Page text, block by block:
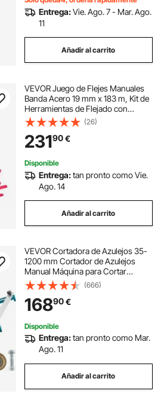
Entrega:Vie. Ago. 7 - Mar. Ago.
11
Añadir al carrito
VEVOR Juego de Flejes Manuales
Banda Acero 19 mm x 183 m, Kit de
Herramientas de Flejado con
Tensor, Selladora, Cortador, 300
Hebillas Metálicas, para Transporte
Carga Pesada Logística
Empaquetado
(26)
23190€
Disponible
Entrega:tan pronto como Vie.
Ago. 14
Añadir al carrito
VEVOR Cortadora de Azulejos 35-
1200 mm Cortador de Azulejos
Manual Máquina para Cortar
Azulejos Cortadora de Cerámica
con Láser
(666)
16890€
Disponible
Entrega:tan pronto como Mar.
Ago. 11
Añadir al carrito